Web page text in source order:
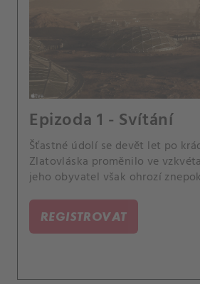
Epizoda 1 - Svítání
Šťastné údolí se devět let po
Zlatovláska proměnilo ve
jeho obyvatel však ohrozí
REGISTROVAT